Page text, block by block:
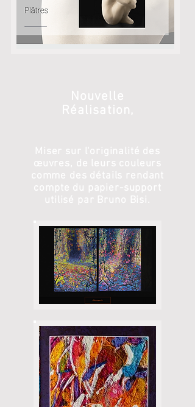
Nouvelle
Réalisation,
Miser sur l'originalité des
œuvres, de leurs couleurs
comme des détails rendant
compte du papier-support
utilisé par Bruno Bisi .